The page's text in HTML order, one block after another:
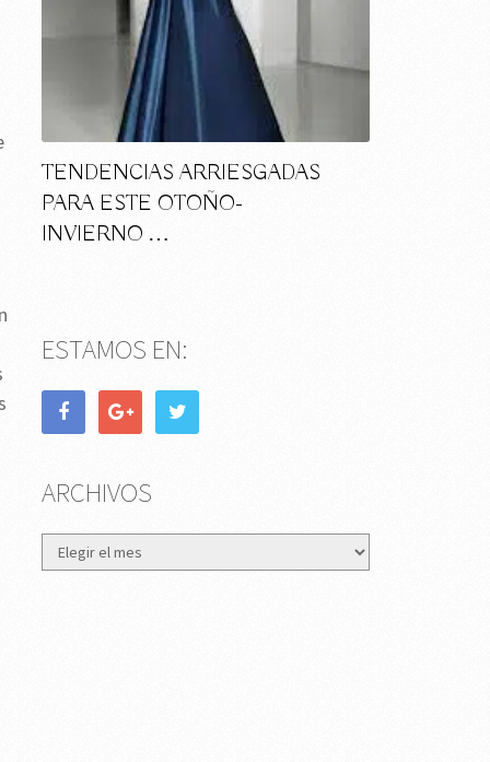
TENDENCIAS ARRIESGADAS
PARA ESTE OTOÑO-
INVIERNO …
ESTAMOS EN:
ARCHIVOS
Archivos